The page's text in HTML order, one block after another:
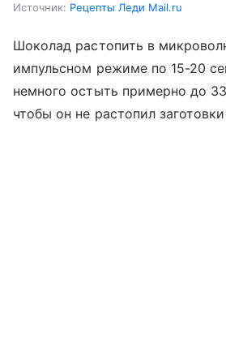
Источник: Рецепты Леди Mail.ru
Шоколад растопить в
импульсном режиме по 15-20
немного остыть примерно до
чтобы он не растопил